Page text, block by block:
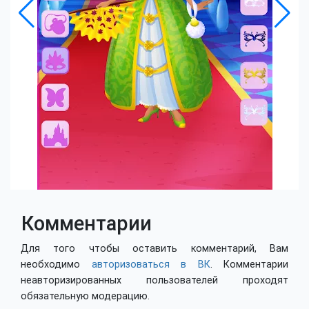
Комментарии
Для того чтобы оставить комментарий, Вам
необходимо авторизоваться в ВК. Комментарии
неавторизированных пользователей проходят
обязательную модерацию.